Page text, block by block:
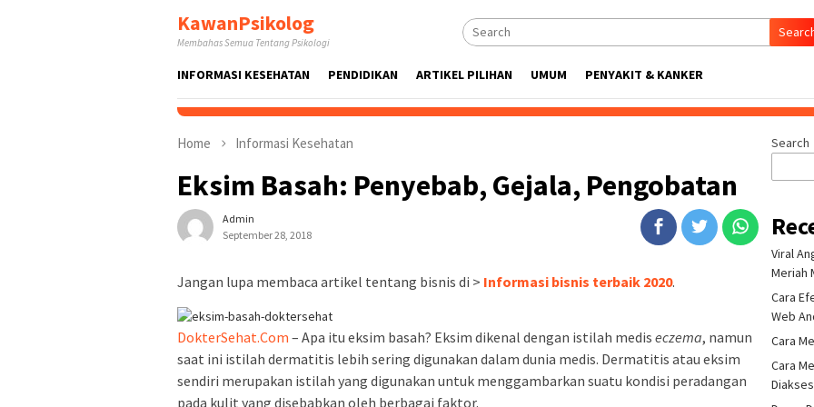
KawanPsikolog
Membahas Semua Tentang Psikologi
INFORMASI KESEHATAN PENDIDIKAN ARTIKEL PILIHAN UMUM PENYAKIT & KANKER
Home Informasi Kesehatan
Eksim Basah: Penyebab, Gejala, Pengobatan
Admin
September 28, 2018
Jangan lupa membaca artikel tentang bisnis di > Informasi bisnis terbaik 2020.
DokterSehat.Com – Apa itu eksim basah? Eksim dikenal dengan istilah medis eczema, namun
saat ini istilah dermatitis lebih sering digunakan dalam dunia medis. Dermatitis atau eksim
sendiri merupakan istilah yang digunakan untuk menggambarkan suatu kondisi peradangan
pada kulit yang disebabkan oleh berbagai faktor.
Search
Viral
Meriah
Cara
Web
Cara
Cara
Diakses